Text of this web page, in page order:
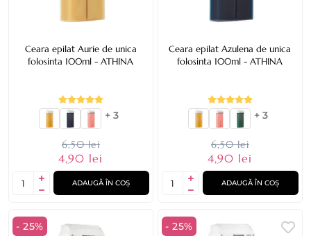
Ceara epilat Aurie de unica
folosinta 100ml - ATHINA
+ 3
6,50 lei
4,90 lei
ADAUGĂ ÎN COȘ
Ceara epilat Azulena de unica
folosinta 100ml - ATHINA
+ 3
6,50 lei
4,90 lei
ADAUGĂ ÎN COȘ
- 25% - 25%